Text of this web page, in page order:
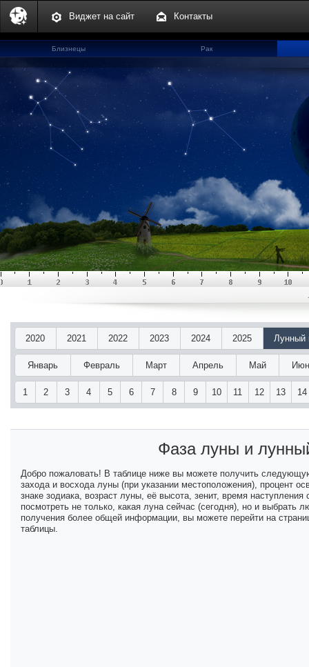
Виджет на сайт Контакты
Близнецы
Рак
2020 2021 2022 2023 2024 2025 Лунный
Январь Февраль Март Апрель Май
1 2 3 4 5 6 7 8 9 10 11 12 13 14
Фаза луны и
Добро пожаловать! В таблице ниже вы можете получить
захода и восхода луны (при указании местоположения), процент
знаке зодиака, возраст луны, её высота, зенит, время
посмотреть не только, какая луна сейчас (сегодня), но и
получения более общей информации, вы можете перейти на
таблицы.